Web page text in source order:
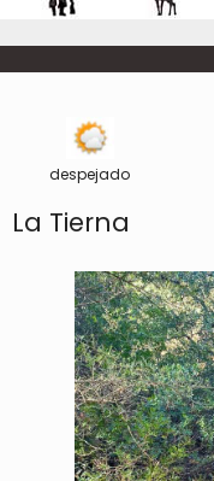
despejado
La Tierna